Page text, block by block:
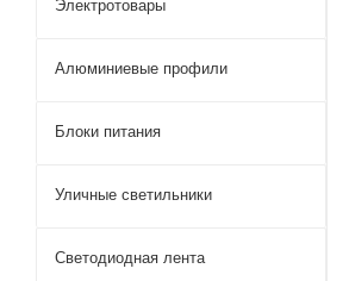
Электротовары
Алюминиевые профили
Блоки питания
Уличные светильники
Светодиодная лента